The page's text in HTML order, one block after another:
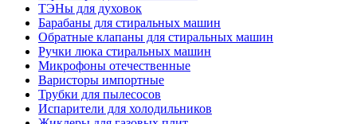
ТЭНы для духовок
Барабаны для стиральных машин
Обратные клапаны для стиральных машин
Ручки люка стиральных машин
Микрофоны отечественные
Варисторы импортные
Трубки для пылесосов
Испарители для холодильников